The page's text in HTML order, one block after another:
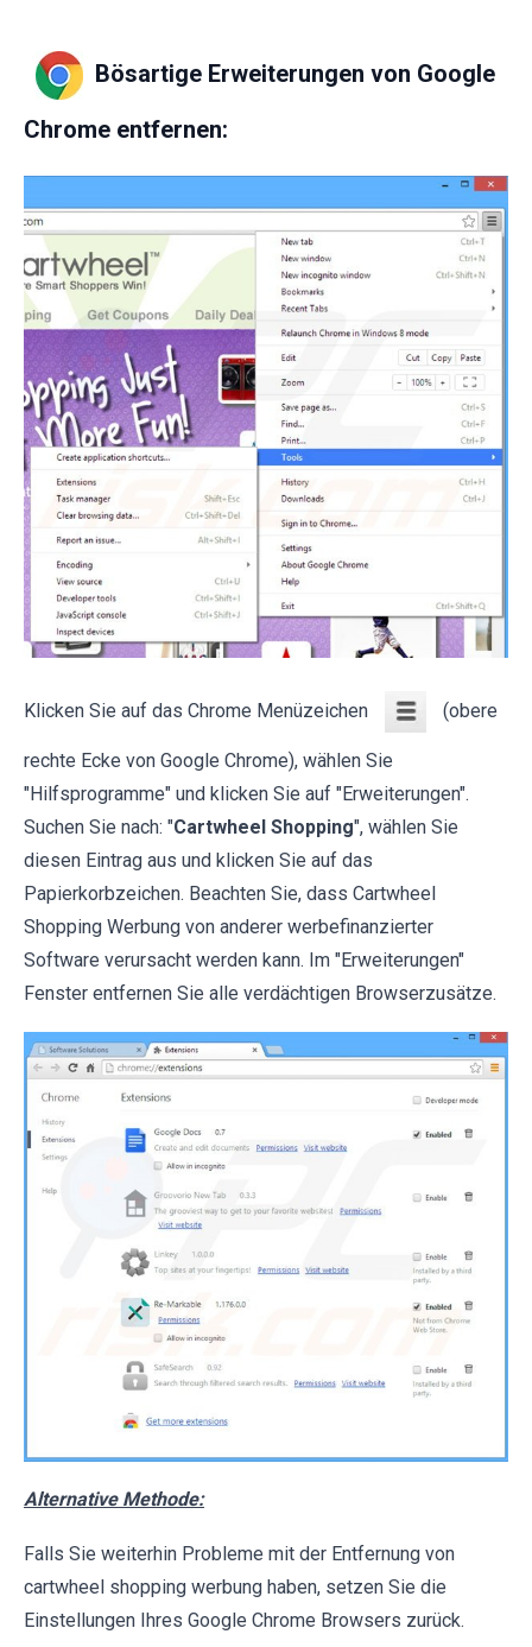
Bösartige Erweiterungen von Google
Chrome entfernen:
Klicken Sie auf das Chrome Menüzeichen (obere
rechte Ecke von Google Chrome), wählen Sie
"Hilfsprogramme" und klicken Sie auf "Erweiterungen".
Suchen Sie nach: "Cartwheel Shopping", wählen Sie
diesen Eintrag aus und klicken Sie auf das
Papierkorbzeichen. Beachten Sie, dass Cartwheel
Shopping Werbung von anderer werbefinanzierter
Software verursacht werden kann. Im "Erweiterungen"
Fenster entfernen Sie alle verdächtigen Browserzusätze.
Alternative Methode:
Falls Sie weiterhin Probleme mit der Entfernung von
cartwheel shopping werbung haben, setzen Sie die
Einstellungen Ihres Google Chrome Browsers zurück.